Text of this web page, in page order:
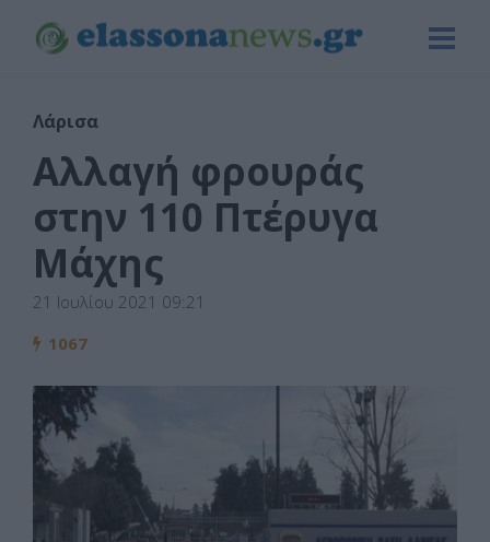
Λάρισα
Αλλαγή φρουράς
στην 110 Πτέρυγα
Μάχης
21 Ιουλίου 2021 09:21
1067